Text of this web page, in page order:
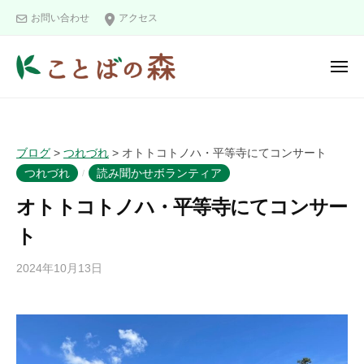
お問い合わせ アクセス
の
森
メ
ブログ > つれづれ > オトトコトノハ・平等寺にてコンサート
つれづれ
/ 読み聞かせボランティア
オトトコトノハ・平等寺にてコンサー
ト
2024年10月13日
t
と
の
森